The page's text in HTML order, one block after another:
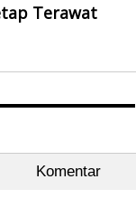
Terawat
Komentar